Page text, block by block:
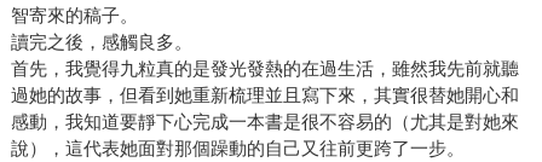
智寄來的稿子。
讀完之後，感觸良多。
首先，我覺得九粒真的是發光發熱的在過生活，雖然我先前就聽
過她的故事，但看到她重新梳理並且寫下來，其實很替她開心和
感動，我知道要靜下心完成一本書是很不容易的（尤其是對她來
說），這代表她面對那個躁動的自己又往前更跨了一步。